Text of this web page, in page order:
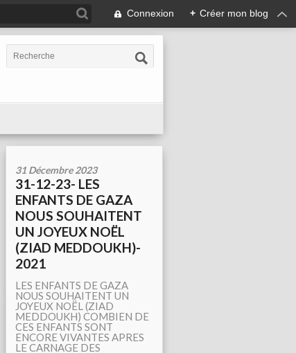
Connexion + Créer mon blog
31 Décembre 2023
31-12-23- LES
ENFANTS DE GAZA
NOUS SOUHAITENT
UN JOYEUX NOËL
(ZIAD MEDDOUKH)-
2021
LES ENFANTS DE GAZA
NOUS SOUHAITENT UN
JOYEUX NOËL (ZIAD
MEDDOUKH) COMBIEN DE
CES ENFANTS SONT
ENCORE VIVANTES APRES
LE CARNAGE DES